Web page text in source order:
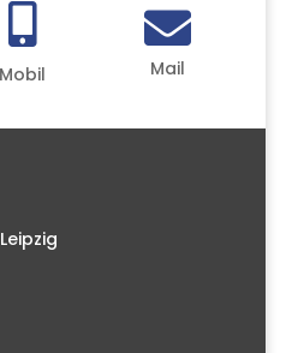

Mobil

Mail